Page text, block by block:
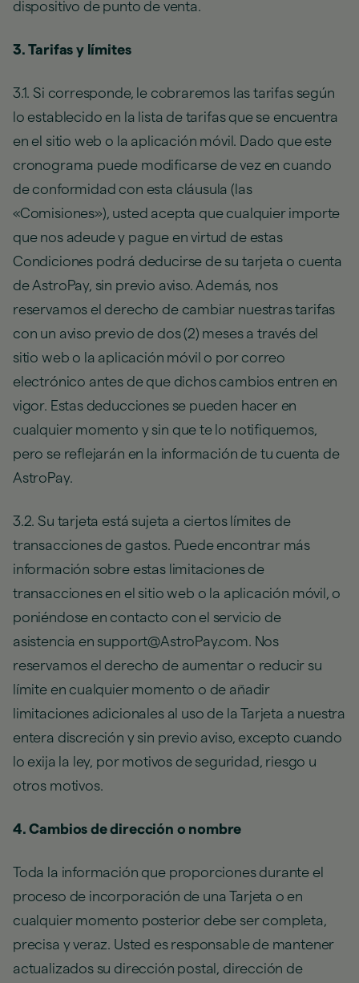
dispositivo de punto de venta.
3. Tarifas y límites
3.1. Si corresponde, le cobraremos las tarifas según
lo establecido en la lista de tarifas que se encuentra
en el sitio web o la aplicación móvil. Dado que este
cronograma puede modificarse de vez en cuando
de conformidad con esta cláusula (las
«Comisiones»), usted acepta que cualquier importe
que nos adeude y pague en virtud de estas
Condiciones podrá deducirse de su tarjeta o cuenta
de AstroPay, sin previo aviso. Además, nos
reservamos el derecho de cambiar nuestras tarifas
con un aviso previo de dos (2) meses a través del
sitio web o la aplicación móvil o por correo
electrónico antes de que dichos cambios entren en
vigor. Estas deducciones se pueden hacer en
cualquier momento y sin que te lo notifiquemos,
pero se reflejarán en la información de tu cuenta de
AstroPay.
3.2. Su tarjeta está sujeta a ciertos límites de
transacciones de gastos. Puede encontrar más
información sobre estas limitaciones de
transacciones en el sitio web o la aplicación móvil, o
poniéndose en contacto con el servicio de
asistencia en support@AstroPay.com. Nos
reservamos el derecho de aumentar o reducir su
límite en cualquier momento o de añadir
limitaciones adicionales al uso de la Tarjeta a nuestra
entera discreción y sin previo aviso, excepto cuando
lo exija la ley, por motivos de seguridad, riesgo u
otros motivos.
4. Cambios de dirección o nombre
Toda la información que proporciones durante el
proceso de incorporación de una Tarjeta o en
cualquier momento posterior debe ser completa,
precisa y veraz. Usted es responsable de mantener
actualizados su dirección postal, dirección de